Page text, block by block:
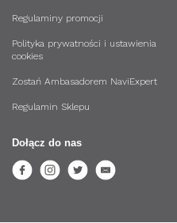
Regulaminy promocji
Polityka prywatności i ustawienia
cookies
Zostań Ambasadorem NaviExpert
Regulamin Sklepu
Dołącz do nas